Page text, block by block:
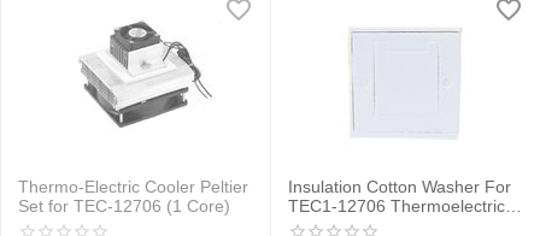
Thermo-Electric Cooler Peltier
Set for TEC-12706 (1 Core)
Insulation Cotton Washer For
TEC1-12706 Thermoelectric
Cooler Peltier